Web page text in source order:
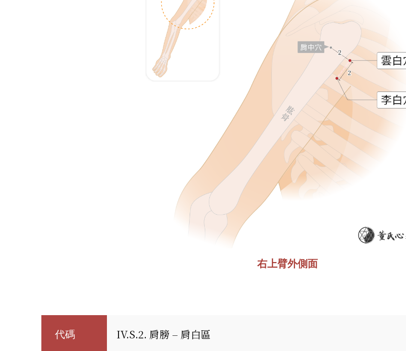
右上臂外側面
代碼 IV.S.2. 肩膀 – 肩白區